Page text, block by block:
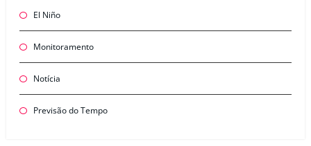
El Niño
Monitoramento
Notícia
Previsão do Tempo